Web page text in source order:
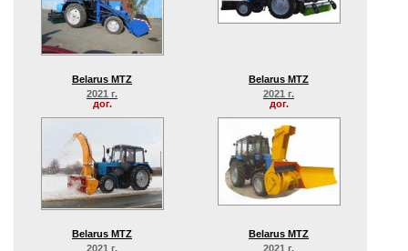
Belarus MTZ
2021 г.
дог.
Belarus MTZ
2021 г.
дог.
Belarus MTZ
2021 г.
Belarus MTZ
2021 г.